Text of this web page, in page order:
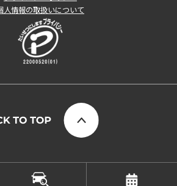
人情報の取扱いについて